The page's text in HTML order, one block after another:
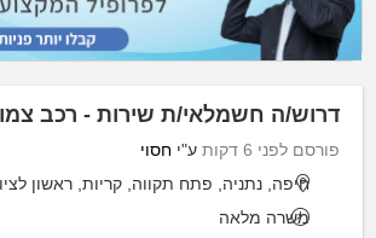
דרוש/ה חשמלאי/ת שירות - רכב
פורסם לפני 6 דקות ע"י חסוי
חיפה, נתניה, פתח תקווה, קריות, ראשון
משרה מלאה